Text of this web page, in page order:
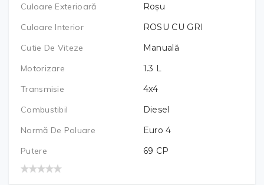
Culoare Exterioară
Roșu
Culoare Interior
ROSU CU GRI
Cutie De Viteze
Manuală
Motorizare
1.3 L
Transmisie
4x4
Combustibil
Diesel
Normă De Poluare
Euro 4
Putere
69 CP